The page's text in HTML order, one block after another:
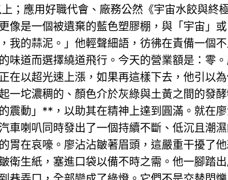
；應用好職代會、廠務公然《宇宙水餃與
像是一個被遺棄的藍色塑膠棚，與「宇宙」
我的蒜泥。」他輕聲細語，彷彿在責備一個
味道而選擇繞道飛行。今天的營業額是：
在以超光速上漲，如果再這樣下去，他引以
一坨濃稠的、顏色介於灰綠與土黃之間的發
震動」**，以助其在精神上達到圓滿。就在
車喇叭同時發出了一個持續不斷、低沉且
胃在哀嚎。廖沾沾皺著眉頭，這嚴重干擾了
衛生紙，塞進口袋以備不時之需。他一腳踏